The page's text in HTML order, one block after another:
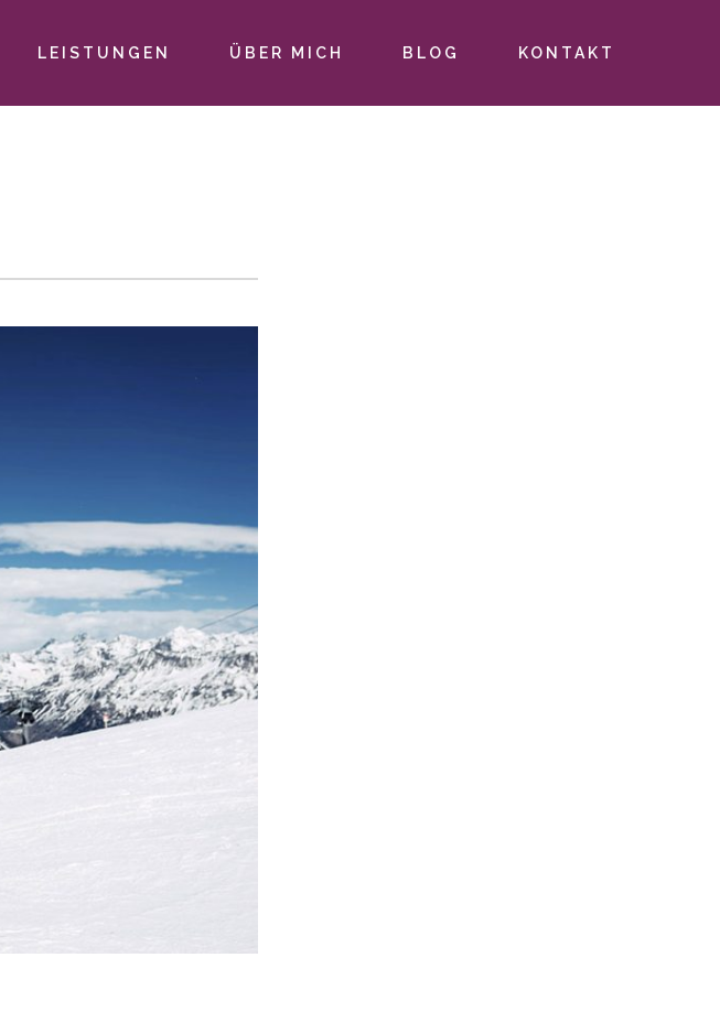
LEISTUNGEN ÜBER MICH BLOG KONTAKT